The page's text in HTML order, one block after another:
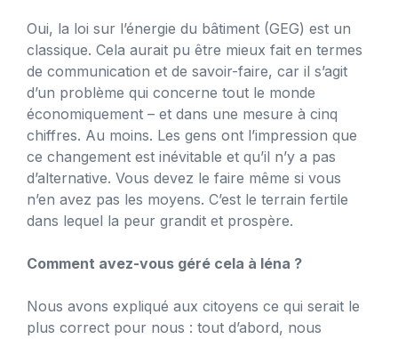
Oui, la loi sur l’énergie du bâtiment (GEG) est un
classique. Cela aurait pu être mieux fait en termes
de communication et de savoir-faire, car il s’agit
d’un problème qui concerne tout le monde
économiquement – et dans une mesure à cinq
chiffres. Au moins. Les gens ont l’impression que
ce changement est inévitable et qu’il n’y a pas
d’alternative. Vous devez le faire même si vous
n’en avez pas les moyens. C’est le terrain fertile
dans lequel la peur grandit et prospère.
Comment avez-vous géré cela à Iéna ?
Nous avons expliqué aux citoyens ce qui serait le
plus correct pour nous : tout d’abord, nous